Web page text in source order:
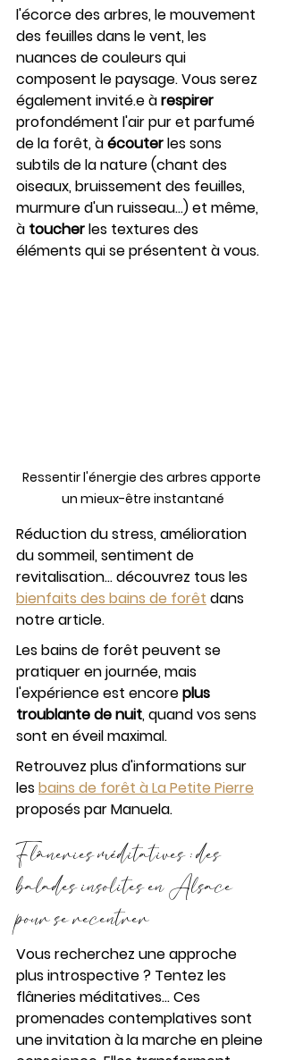
l'écorce des arbres, le mouvement
des feuilles dans le vent, les
nuances de couleurs qui
composent le paysage. Vous serez
également invité.e à respirer
profondément l'air pur et parfumé
de la forêt, à écouter les sons
subtils de la nature (chant des
oiseaux, bruissement des feuilles,
murmure d'un ruisseau...) et même,
à toucher les textures des
éléments qui se présentent à vous.
Ressentir l'énergie des arbres apporte
un mieux-être instantané
Réduction du stress, amélioration
du sommeil, sentiment de
revitalisation... découvrez tous les
bienfaits des bains de forêt dans
notre article.
Les bains de forêt peuvent se
pratiquer en journée, mais
l'expérience est encore plus
troublante de nuit, quand vos sens
sont en éveil maximal.
Retrouvez plus d'informations sur
les bains de forêt à La Petite Pierre
proposés par Manuela.
Flâneries méditatives : des
balades insolites en Alsace
pour se recentrer
Vous recherchez une approche
plus introspective ? Tentez les
flâneries méditatives... Ces
promenades contemplatives sont
une invitation à la marche en pleine